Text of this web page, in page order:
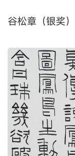
谷松章（银奖）